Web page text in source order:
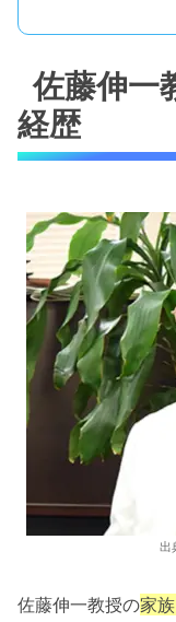
佐藤伸一
経歴
出
佐藤伸一教授の家